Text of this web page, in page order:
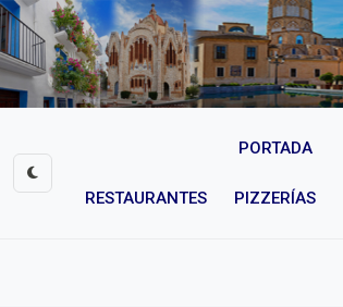
PORTADA
RESTAURANTES PIZZERÍAS